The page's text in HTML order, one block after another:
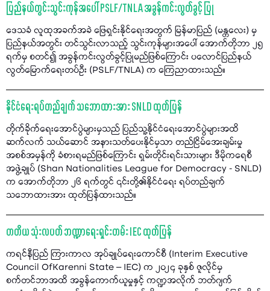
ပြည်နယ်တွင်းသွင်းကုန်အပေါ် PSLF/TNLA အခွန်ကင်းလွတ်ခွင့် ပြု
ဒေသခံ လူထုအခက်အခဲ ဖြေရှင်းနိုင်ရေးအတွက် မြန်မာပြည် (မန္တလေး) မှ
ပြည်နယ်အတွင်း တင်သွင်းလာသည့် သွင်းကုန်များအပေါ် အောက်တိုဘာ ၂၅
ရက်မှ စတင်၍ အခွန်ကင်းလွတ်ခွင့်ပြုမည်ဖြစ်ကြောင်း ပလောင်ပြည်နယ်
လွတ်မြောက်ရေးတပ်ဦး (PSLF/TNLA) က ကြေညာထားသည်။
နိုင်ငံရေးရပ်တည်ချက် သဘောထားအား SNLD ထုတ်ပြန်
တိုက်ခိုက်ရေးအောင်ပွဲများမှသည် ပြည်သူ့နိုင်ငံရေးအောင်ပွဲများအထိ
ဆက်လက် သယ်ဆောင် အနားသတ်ပေးနိုင်မှသာ တည်ငြိမ်အေးချမ်းမှု
အစစ်အမှန်ကို ခံစားရမည်ဖြစ်ကြောင်း ရှမ်းတိုင်းရင်းသားများ ဒီမိုကရေစီ
အဖွဲ့ချုပ် (Shan Nationalities League for Democracy - SNLD)
က အောက်တိုဘာ ၂၆ ရက်တွင် ၎င်းတို့၏နိုင်ငံရေး ရပ်တည်ချက်
သဘောထားအား ထုတ်ပြန်ထားသည်။
တတိယ သုံးလပတ် ဘဏ္ဍာရေးရှင်းတမ်း IEC ထုတ်ပြန်
ကရင်နီပြည် ကြားကာလ အုပ်ချုပ်ရေးကောင်စီ (Interim Executive
Council OfKarenni State – IEC) က ၂၀၂၄ ခုနှစ် ဇူလိုင်မှ
စက်တင်ဘာအထိ အခွန်ကောက်ယူမှုနှင့် ကဏ္ဍအလိုက် ဘတ်ဂျက်